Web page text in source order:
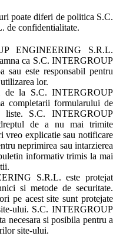
poate diferi de politica S.C.
confidentialitate.
ENGINEERING S.R.L.
ca S.C. INTERGROUP
este responsabil pentru
lor.
de la S.C. INTERGROUP
completarii formularului de
liste. S.C. INTERGROUP
de a nu mai trimite
vreo explicatie sau notificare
neprimirea sau intarzierea
informativ trimis la mai
S.R.L. este protejat
si metode de securitate.
pe acest site sunt protejate
ului. S.C. INTERGROUP
si posibila pentru a
site-ului.